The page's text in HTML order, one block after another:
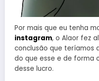
Por mais que eu tenha
instagram, o Alaor fez
conclusão que teríamos
do que esse e de forma
desse lucro.